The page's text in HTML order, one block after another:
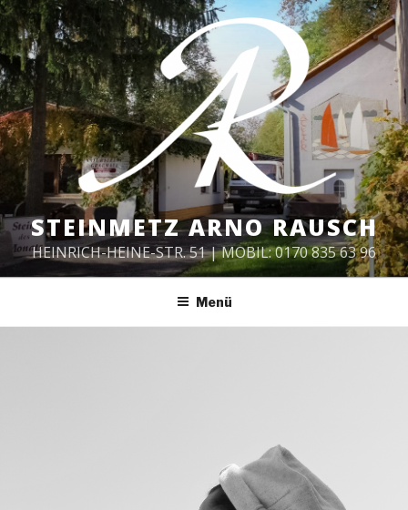
Zum
Inhalt
springen
STEINMETZ ARNO RAUSCH
HEINRICH-HEINE-STR. 51 | MOBIL: 0170 835 63 96
Menü